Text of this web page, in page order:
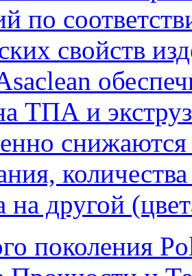
по
свойств
ТПА и
снижаются
на другой
поколения